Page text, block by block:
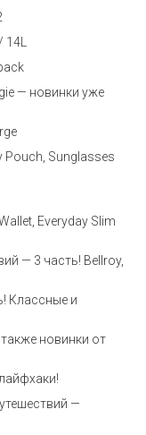
— новинки уже
Pouch, Sunglasses
Everyday Slim
— 3 часть! Bellroy,
Классные и
новинки от
—